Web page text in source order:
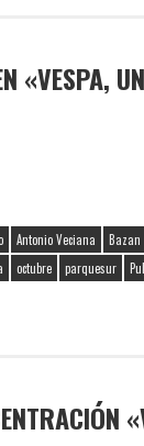
«VESPA,
Antonio Veciana Bazan
octubre parquesur